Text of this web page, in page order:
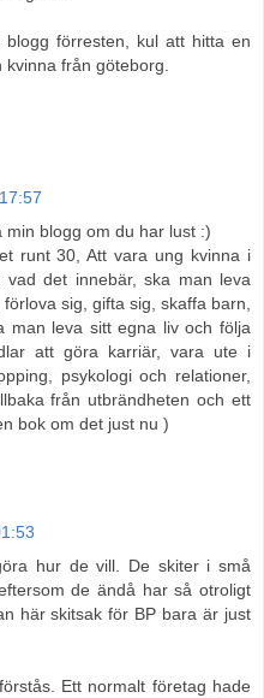
förresten, kul att hitta en
kvinna från göteborg.
blogg om du har lust :)
runt 30, Att vara ung kvinna i
vad det innebär, ska man leva
sig, gifta sig, skaffa barn,
man leva sitt egna liv och följa
att göra karriär, vara ute i
psykologi och relationer,
från utbrändheten och ett
bok om det just nu )
hur de vill. De skiter i små
de ändå har så otroligt
här skitsak för BP bara är just
Ett normalt företag hade